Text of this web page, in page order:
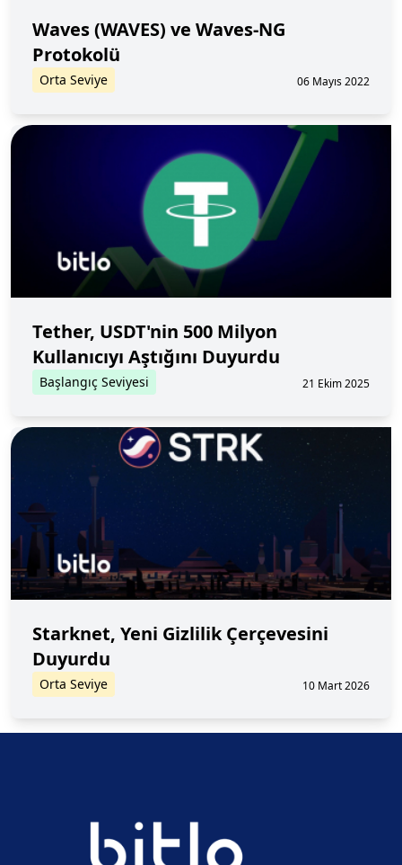
Waves (WAVES) ve Waves-NG
Protokolü
Orta Seviye 06 Mayıs 2022
Tether, USDT'nin 500 Milyon
Kullanıcıyı Aştığını Duyurdu
Başlangıç Seviyesi 21 Ekim 2025
Starknet, Yeni Gizlilik Çerçevesini
Duyurdu
Orta Seviye 10 Mart 2026